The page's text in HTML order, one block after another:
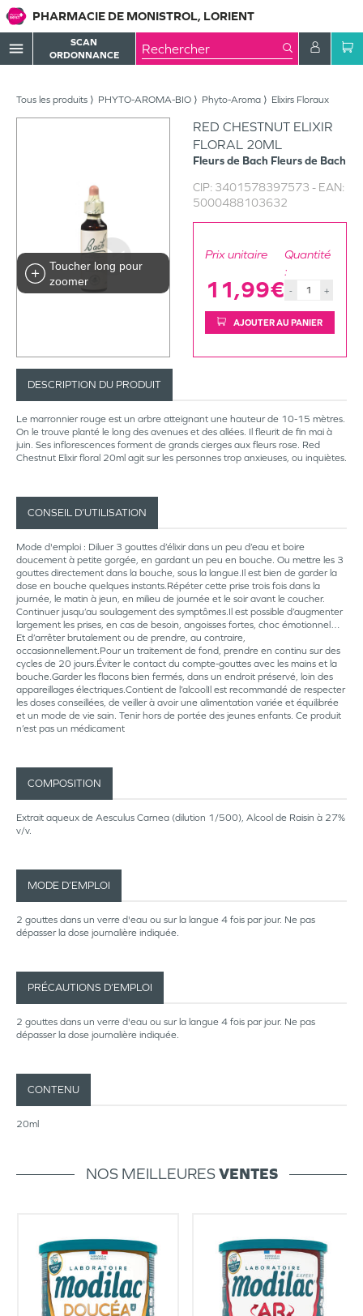
PHARMACIE DE MONISTROL, LORIENT
menu
SCAN
ORDONNANCE
Tous les produits PHYTO-AROMA-BIO Phyto-Aroma Elixirs Floraux
Toucher long pour
zoomer
RED CHESTNUT ELIXIR
FLORAL 20ML
Fleurs de Bach Fleurs de Bach
CIP: 3401578397573 - EAN:
5000488103632
Prix unitaire
11,99€
Quantité
:
- +
AJOUTER AU PANIER
DESCRIPTION DU PRODUIT
Le marronnier rouge est un arbre atteignant une hauteur de 10-15 mètres.
On le trouve planté le long des avenues et des allées. Il fleurit de fin mai à
juin. Ses inflorescences forment de grands cierges aux fleurs rose. Red
Chestnut Elixir floral 20ml agit sur les personnes trop anxieuses, ou inquiètes.
CONSEIL D’UTILISATION
Mode d'emploi : Diluer 3 gouttes d’élixir dans un peu d’eau et boire
doucement à petite gorgée, en gardant un peu en bouche. Ou mettre les 3
gouttes directement dans la bouche, sous la langue.Il est bien de garder la
dose en bouche quelques instants.Répéter cette prise trois fois dans la
journée, le matin à jeun, en milieu de journée et le soir avant le coucher.
Continuer jusqu’au soulagement des symptômes.Il est possible d’augmenter
largement les prises, en cas de besoin, angoisses fortes, choc émotionnel…
Et d’arrêter brutalement ou de prendre, au contraire,
occasionnellement.Pour un traitement de fond, prendre en continu sur des
cycles de 20 jours.Éviter le contact du compte-gouttes avec les mains et la
bouche.Garder les flacons bien fermés, dans un endroit préservé, loin des
appareillages électriques.Contient de l’alcoolIl est recommandé de respecter
les doses conseillées, de veiller à avoir une alimentation variée et équilibrée
et un mode de vie sain. Tenir hors de portée des jeunes enfants. Ce produit
n’est pas un médicament
COMPOSITION
Extrait aqueux de Aesculus Carnea (dilution 1/500), Alcool de Raisin à 27%
v/v.
MODE D’EMPLOI
2 gouttes dans un verre d'eau ou sur la langue 4 fois par jour. Ne pas
dépasser la dose journalière indiquée.
PRÉCAUTIONS D’EMPLOI
2 gouttes dans un verre d'eau ou sur la langue 4 fois par jour. Ne pas
dépasser la dose journalière indiquée.
CONTENU
20ml
NOS MEILLEURESVENTES